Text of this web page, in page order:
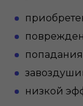
низкой